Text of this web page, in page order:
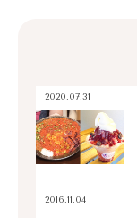
2020.07.31
2016.11.04